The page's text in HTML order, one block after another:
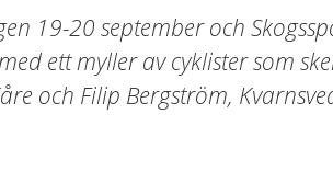
19-20 september och
ett myller av cyklister som
och Filip Bergström,